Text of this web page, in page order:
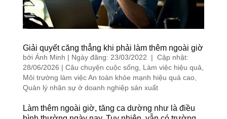
Giải quyết căng thẳng khi phải làm thêm ngoài giờ
bởi Ánh Minh | Ngày đăng: 23/03/2022 | Cập nhật:
28/06/2026 | Câu chuyện cuộc sống Làm việc hiệu quả
Môi trường làm việc An toàn khỏe mạnh hiệu quả cao,
Quản lý nhân sự ở doanh nghiệp sản xuất
Làm thêm ngoài giờ, tăng ca dường như là điều